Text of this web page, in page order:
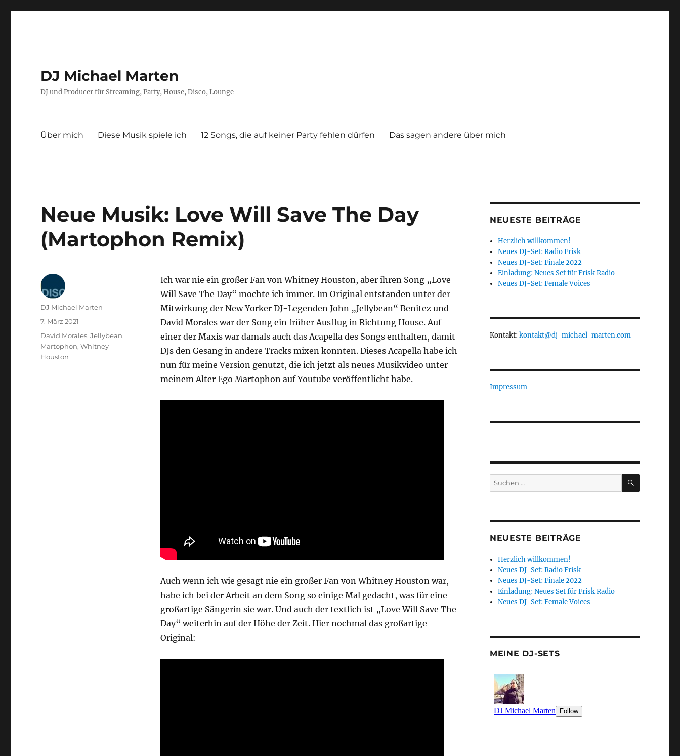
DJ Michael Marten
DJ und Producer für Streaming, Party, House, Disco, Lounge
Über mich Diese Musik spiele ich 12 Songs, die auf keiner Party fehlen dürfen Das sagen andere über mich
Neue Musik: Love Will Save The Day
(Martophon Remix)
Ich war nie ein großer Fan von Whitney Houston, aber ihren Song „Love
Will Save The Day“ mochte ich immer. Im Original entstanden unter der
Mitwirkung der New Yorker DJ-Legenden John „Jellybean“ Benitez und
David Morales war der Song ein früher Ausflug in Richtung House. Auf
einer der Maxis war damals auch das Acapella des Songs enthalten, damit
DJs den Gesang in andere Tracks mixen konnten. Dieses Acapella habe ich
nun für meine Version genutzt, die ich jetzt als neues Musikvideo unter
meinem Alter Ego Martophon auf Youtube veröffentlicht habe.
Auch wenn ich wie gesagt nie ein großer Fan von Whitney Houston war,
habe ich bei der Arbeit an dem Song so einige Mal gedacht, was für eine
großartige Sängerin sie war. Und auch der textlich ist „Love Will Save The
Day“ weiterhin auf der Höhe der Zeit. Hier nochmal das großartige
Original:
Autor
DJ Michael Marten
Veröffentlicht
7. März 2021
Kategorien
David Morales,Jellybean,
Martophon,Whitney
Houston
NEUESTE BEITRÄGE
Herzlich willkommen!
Neues DJ-Set: Radio Frisk
Neues DJ-Set: Finale 2022
Einladung: Neues Set für Frisk Radio
Neues DJ-Set: Female Voices
Kontakt: kontakt@dj-michael-marten.com
Impressum
Suchen
nach:
SUCHEN
NEUESTE BEITRÄGE
Herzlich willkommen!
Neues DJ-Set: Radio Frisk
Neues DJ-Set: Finale 2022
Einladung: Neues Set für Frisk Radio
Neues DJ-Set: Female Voices
MEINE DJ-SETS